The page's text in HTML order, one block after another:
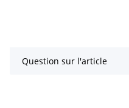
Question sur l'article